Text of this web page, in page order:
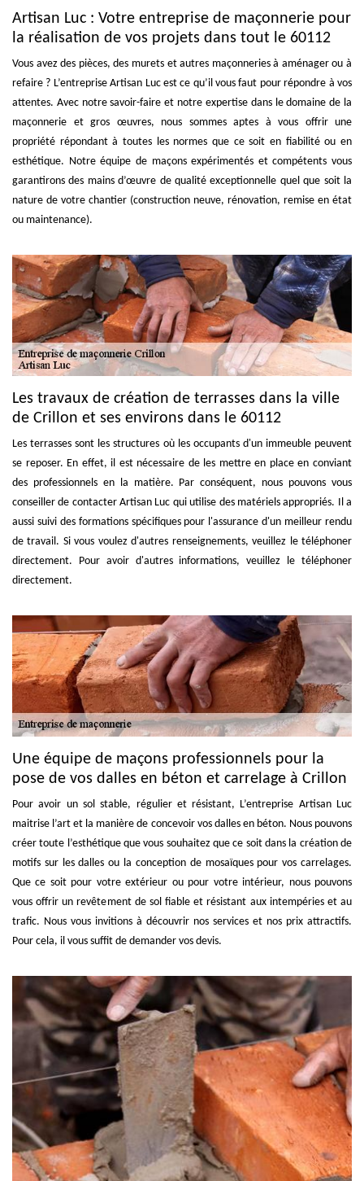
Artisan Luc : Votre entreprise de maçonnerie pour
la réalisation de vos projets dans tout le 60112
Vous avez des pièces, des murets et autres maçonneries à aménager ou à
refaire ? L’entreprise Artisan Luc est ce qu’il vous faut pour répondre à vos
attentes. Avec notre savoir-faire et notre expertise dans le domaine de la
maçonnerie et gros œuvres, nous sommes aptes à vous offrir une
propriété répondant à toutes les normes que ce soit en fiabilité ou en
esthétique. Notre équipe de maçons expérimentés et compétents vous
garantirons des mains d’œuvre de qualité exceptionnelle quel que soit la
nature de votre chantier (construction neuve, rénovation, remise en état
ou maintenance).
Les travaux de création de terrasses dans la ville
de Crillon et ses environs dans le 60112
Les terrasses sont les structures où les occupants d'un immeuble peuvent
se reposer. En effet, il est nécessaire de les mettre en place en conviant
des professionnels en la matière. Par conséquent, nous pouvons vous
conseiller de contacter Artisan Luc qui utilise des matériels appropriés. Il a
aussi suivi des formations spécifiques pour l'assurance d'un meilleur rendu
de travail. Si vous voulez d'autres renseignements, veuillez le téléphoner
directement. Pour avoir d'autres informations, veuillez le téléphoner
directement.
Une équipe de maçons professionnels pour la
pose de vos dalles en béton et carrelage à Crillon
Pour avoir un sol stable, régulier et résistant, L’entreprise Artisan Luc
maitrise l’art et la manière de concevoir vos dalles en béton. Nous pouvons
créer toute l’esthétique que vous souhaitez que ce soit dans la création de
motifs sur les dalles ou la conception de mosaïques pour vos carrelages.
Que ce soit pour votre extérieur ou pour votre intérieur, nous pouvons
vous offrir un revêtement de sol fiable et résistant aux intempéries et au
trafic. Nous vous invitions à découvrir nos services et nos prix attractifs.
Pour cela, il vous suffit de demander vos devis.